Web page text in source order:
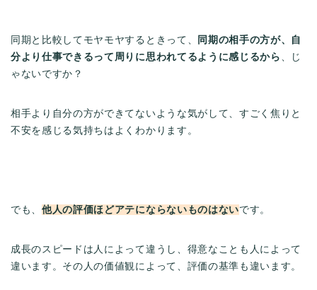
同期と比較してモヤモヤするときって、
同期の相手の方が、自
分より仕事できるって周りに思われてるように感じるから 、じ
ゃないですか？
相手より自分の方ができてないような気がして、すごく焦りと
不安を感じる気持ちはよくわかります。
でも、他人の評価ほどアテにならないものはないです。
成長のスピードは人によって違うし、得意なことも人によって
違います。その人の価値観によって、評価の基準も違います。